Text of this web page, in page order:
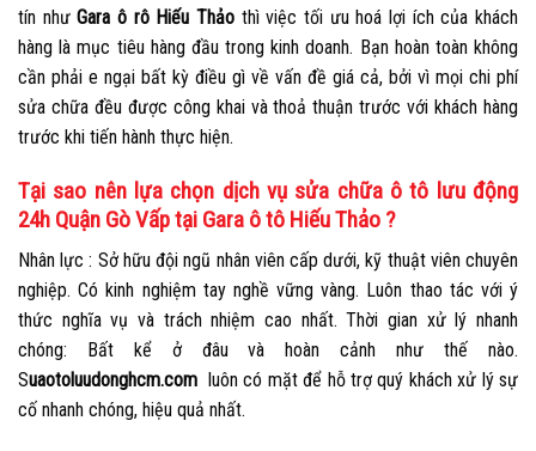
tín nhưGara ô rô Hiếu Thảo thì việc tối ưu hoá lợi ích của khách
hàng là mục tiêu hàng đầu trong kinh doanh. Bạn hoàn toàn không
cần phải e ngại bất kỳ điều gì về vấn đề giá cả, bởi vì mọi chi phí
sửa chữa đều được công khai và thoả thuận trước với khách hàng
trước khi tiến hành thực hiện.
Tại sao nên lựa chọn dịch vụ sửa chữa ô tô lưu động
24h Quận Gò Vấp tại Gara ô tô Hiếu Thảo ?
Nhân lực : Sở hữu đội ngũ nhân viên cấp dưới, kỹ thuật viên chuyên
nghiệp. Có kinh nghiệm tay nghề vững vàng. Luôn thao tác với ý
thức nghĩa vụ và trách nhiệm cao nhất. Thời gian xử lý nhanh
chóng: Bất kể ở đâu và hoàn cảnh như thế nào.
Suaotoluudonghcm.com luôn có mặt để hỗ trợ quý khách xử lý sự
cố nhanh chóng, hiệu quả nhất.